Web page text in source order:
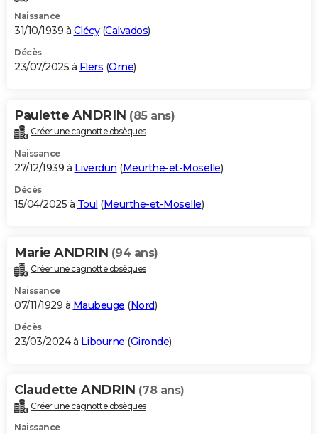
Dictionnaire
Biographies
Citations
Expressions
Proverbes
PROGRAMME TV
S'inscrire
Se connecter
Lycées
Collèges
Primaires
Universités
Entreprises
Service militaire
Avis de recherche
AVIS DE DÉCÈS
Bricolage
Lifestyle
Culture
Sport
Auto
Television
Voyage
Cinema
Naissance
31/10/1939 à Clécy(Calvados)
Décès
23/07/2025 à Flers (Orne)
Paulette ANDRIN (85 ans)
Créer une cagnotte obsèques
Naissance
27/12/1939 à Liverdun (Meurthe-et-Moselle)
Décès
15/04/2025 à Toul (Meurthe-et-Moselle)
Marie ANDRIN (94 ans)
Créer une cagnotte obsèques
Naissance
07/11/1929 à Maubeuge (Nord)
Décès
23/03/2024 à Libourne (Gironde)
Claudette ANDRIN (78 ans)
Créer une cagnotte obsèques
Naissance